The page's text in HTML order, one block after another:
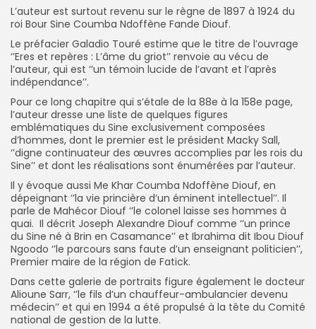
L’auteur est surtout revenu sur le règne de 1897 à 1924 du
roi Bour Sine Coumba Ndoffène Fande Diouf.
Le préfacier Galadio Touré estime que le titre de l’ouvrage
‘’Eres et repères : L’âme du griot’’ renvoie au vécu de
l’auteur, qui est ‘’un témoin lucide de l’avant et l’après
indépendance’’.
Pour ce long chapitre qui s’étale de la 88e à la 158e page,
l’auteur dresse une liste de quelques figures
emblématiques du Sine exclusivement composées
d’hommes, dont le premier est le président Macky Sall,
‘’digne continuateur des œuvres accomplies par les rois du
Sine’’ et dont les réalisations sont énumérées par l’auteur.
Il y évoque aussi Me Khar Coumba Ndoffène Diouf, en
dépeignant ‘’la vie princière d’un éminent intellectuel’’. Il
parle de Mahécor Diouf ‘’le colonel laisse ses hommes à
quai. Il décrit Joseph Alexandre Diouf comme ‘’un prince
du Sine né à Brin en Casamance’’ et Ibrahima dit Ibou Diouf
Ngoodo ‘’le parcours sans faute d’un enseignant politicien’’,
Premier maire de la région de Fatick.
Dans cette galerie de portraits figure également le docteur
Alioune Sarr, ‘’le fils d’un chauffeur-ambulancier devenu
médecin’’ et qui en 1994 a été propulsé à la tête du Comité
national de gestion de la lutte.